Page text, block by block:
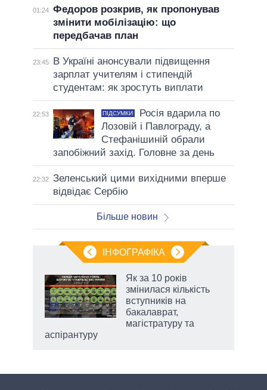
01:24 Федоров розкрив, як пропонував
змінити мобілізацію: що
передбачав план
23:45
В Україні анонсували підвищення
зарплат учителям і стипендій
студентам: як зростуть виплати
22:53 ПІДСУМКИ
Росія вдарила по
Лозовій і Павлограду, а
Стефанішиній обрали
запобіжний захід. Головне за день
22:32 Зеленський цими вихідними вперше
відвідає Сербію
Більше новин
ІНФОГРАФІКА
Як за 10 років
змінилася кількість
вступників на
бакалаврат,
магістратуру та
аспірантуру